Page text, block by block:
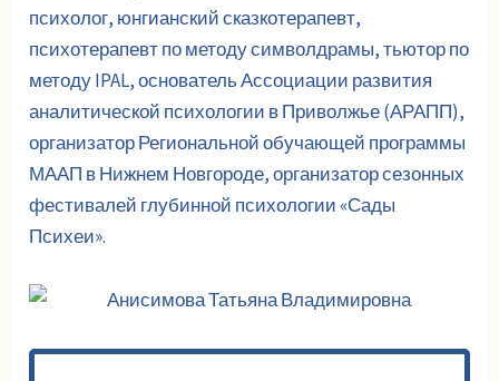
психолог, юнгианский сказкотерапевт,
психотерапевт по методу символдрамы, тьютор по
методу IPAL, основатель Ассоциации развития
аналитической психологии в Приволжье (АРАПП),
организатор Региональной обучающей программы
МААП в Нижнем Новгороде, организатор сезонных
фестивалей глубинной психологии «Сады
Психеи».